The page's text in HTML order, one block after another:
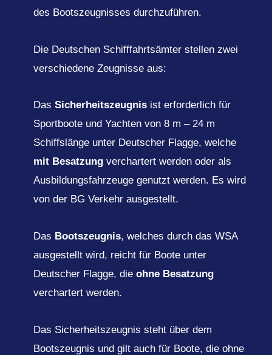
des Bootszeugnisses durchzuführen.
Die Deutschen Schifffahrtsämter stellen zwei
verschiedene Zeugnisse aus:
Das Sicherheitszeugnis ist erforderlich für
Sportboote und Yachten von 8 m – 24 m
Schiffslänge unter Deutscher Flagge, welche
mit Besatzung verchartert werden oder als
Ausbildungsfahrzeuge genutzt werden. Es wird
von der BG Verkehr ausgestellt.
Das Bootszeugnis, welches durch das WSA
ausgestellt wird, reicht für Boote unter
Deutscher Flagge, die ohne Besatzung
verchartert werden.
Das Sicherheitszeugnis steht über dem
Bootszeugnis und gilt auch für Boote, die ohne